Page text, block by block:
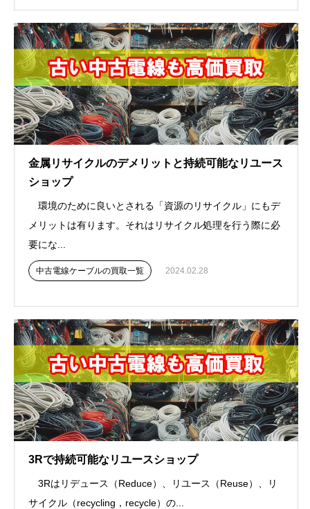
金属リサイクルのデメリットと持続可能なリユース
ショップ
環境のために良いとされる「資源のリサイクル」にもデ
メリットは有ります。それはリサイクル処理を行う際に必
要にな...
中古電線ケーブルの買取一覧 2024.02.28
3Rで持続可能なリユースショップ
3Rはリデュース（Reduce）、リユース（Reuse）、リ
サイクル（recycling，recycle）の...